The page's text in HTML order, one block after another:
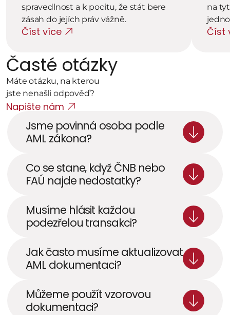
spravedlnost a k pocitu, že stát bere
zásah do jejích práv vážně.
Číst více
na
Číst
Časté otázky
Máte otázku, na kterou
jste nenašli odpověď?
Napište nám
Jsme povinná osoba podle
AML zákona?
Co se stane, když ČNB nebo
FAÚ najde nedostatky?
Musíme hlásit každou
podezřelou transakci?
Jak často musíme aktualizovat
AML dokumentaci?
Můžeme použít vzorovou
dokumentaci?